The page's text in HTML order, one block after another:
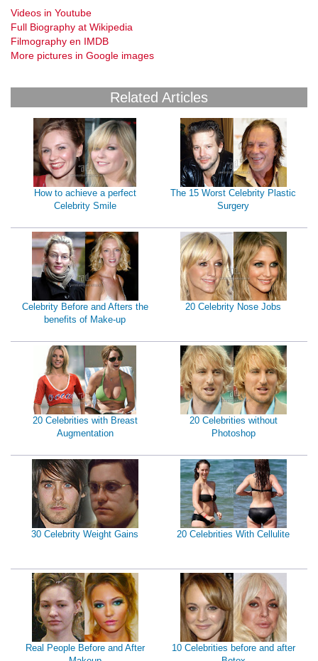
Videos in Youtube
Full Biography at Wikipedia
Filmography en IMDB
More pictures in Google images
Related Articles
How to achieve a perfect
Celebrity Smile
The 15 Worst Celebrity Plastic
Surgery
Celebrity Before and Afters the
benefits of Make-up
20 Celebrity Nose Jobs
20 Celebrities with Breast
Augmentation
20 Celebrities without
Photoshop
30 Celebrity Weight Gains 20 Celebrities With Cellulite
Real People Before and After
10 Celebrities before and after